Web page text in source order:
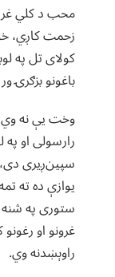
محب د کلي
زحمت کاږي،
کولای تل په
باغونو بزګرۍ
وخت یې نه
رارسولی او
سپین‌ږیری
یوازې ده ته
ستوری په
غرونو او
راوېښدنه وي.